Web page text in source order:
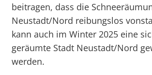
beitragen, dass die
Neustadt/Nord reibungslos
kann auch im Winter 2025 eine
geräumte Stadt Neustadt/Nord
werden.